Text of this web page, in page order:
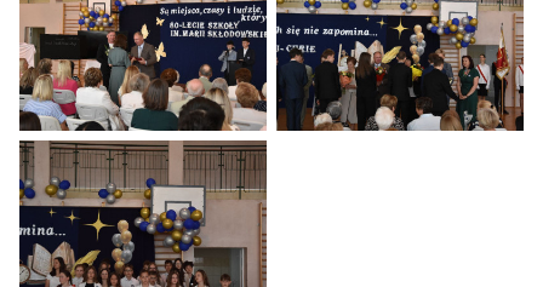
Obchody 80 lecia Szkoły Podstawowej w Baniach.